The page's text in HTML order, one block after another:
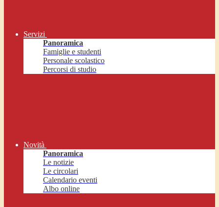
Servizi
Panoramica
Famiglie e studenti
Personale scolastico
Percorsi di studio
Novità
Panoramica
Le notizie
Le circolari
Calendario eventi
Albo online